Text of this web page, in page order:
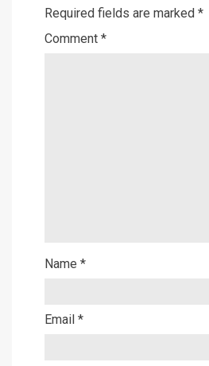
Required fields are marked *
Comment *
Name *
Email *